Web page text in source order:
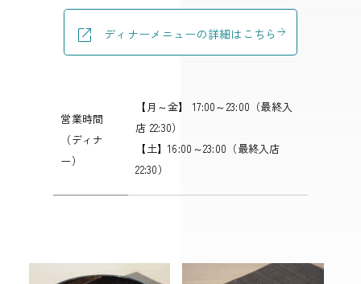
ディナーメニューの詳細はこちら
営業時間
（ディナ
ー）
【月～金】 17:00～23:00（最終入
店 22:30）
【土】16:00～23:00（最終入店
22:30）